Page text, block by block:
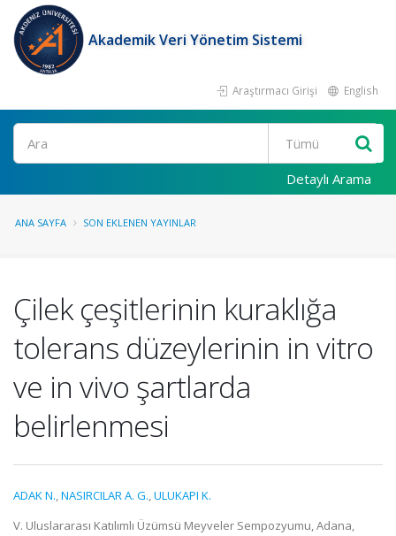
Akademik Veri Yönetim Sistemi
Araştırmacı Girişi English
Ara
Detaylı Arama
ANA SAYFA SON EKLENEN YAYINLAR
Çilek çeşitlerinin kuraklığa
tolerans düzeylerinin in vitro
ve in vivo şartlarda
belirlenmesi
ADAK N.,NASIRCILAR A. G.,ULUKAPI K.
V. Uluslararası Katılımlı Üzümsü Meyveler Sempozyumu, Adana,